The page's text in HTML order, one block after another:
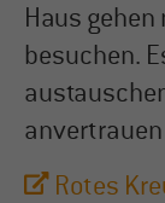
Get in
376-293
Haus
besuchen.
Rotes